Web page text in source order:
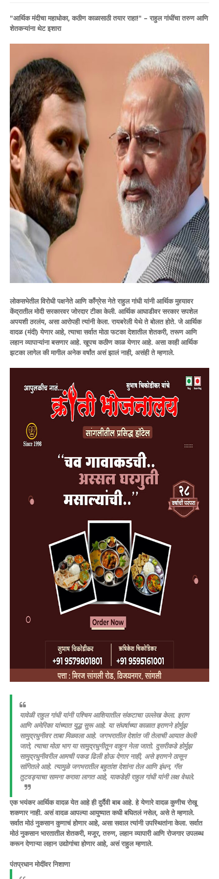
​"आर्थिक मंदीचा महाधोका, कठीण काळासाठी तयार राहा!" – राहुल गांधींचा तरुण आणि
शेतकऱ्यांना थेट इशारा
लोकसभेतील विरोधी पक्षनेते आणि काँग्रेस नेते राहुल गांधी यांनी आर्थिक मुद्द्यावर
केंद्रातील मोदी सरकारवर जोरदार टीका केली. आर्थिक आघाडीवर सरकार सपशेल
अपयशी ठरलंय, असा आरोपही त्यांनी केला. रायबरेली येथे ते बोलत होते. जे आर्थिक
वादळ (मंदी) येणार आहे, त्याचा सर्वात मोठा फटका देशातील शेतकरी, तरूण आणि
लहान व्यापाऱ्यांना बसणार आहे. खूपच कठीण काळ येणार आहे. असा काही आर्थिक
झटका लागेल की मागील अनेक वर्षांत असं झालं नाही, असंही ते म्हणाले.
यावेळी राहुल गांधी यांनी पश्चिम आशियातील संकटाचा उल्लेख केला. इराण
आणि अमेरिका यांच्यात युद्ध सुरू आहे. या संघर्षाच्या काळात इराणने होर्मुझ
सामुद्रधुनीवर ताबा मिळवला आहे. जगभरातील देशांत जी तेलाची आयात केली
जाते, त्याचा मोठा भाग या सामुद्रधुनीतून वाहून नेला जातो. दुसरीकडे होर्मुझ
सामुद्रधुनीवरील आमची पकड ढिली होऊ देणार नाही, असे इराणने ठासून
सांगितले आहे. त्यामुळे जगभरातील बहुतांश देशांना तेल आणि इंधन, गॅस
तुटवड्याचा सामना करावा लागत आहे, याकडेही राहुल गांधी यांनी लक्ष वेधले.
एक भयंकर आर्थिक वादळ येत आहे ही दुर्दैवी बाब आहे. हे येणारे वादळ कुणीच रोखू
शकणार नाही. असं वादळ आपल्या आयुष्यात कधी बघितलं नसेल, असे ते म्हणाले.
सर्वात मोठं नुकसान कुणाचं होणार आहे, असा सवाल त्यांनी उपस्थितांना केला. सर्वात
मोठं नुकसान भारतातील शेतकरी, मजूर, तरुण, लहान व्यापारी आणि रोजगार उपलब्ध
करून देणाऱ्या लहान उद्योगांचा होणार आहे, असं राहुल म्हणाले.
पंतप्रधान मोदींवर निशाणा